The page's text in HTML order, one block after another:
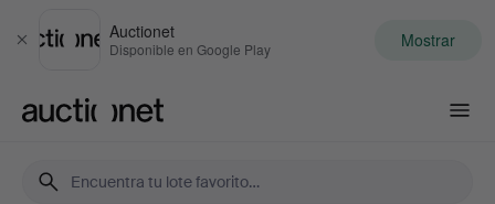
Cerrar
Auctionet
Disponible en Google Play Mostrar